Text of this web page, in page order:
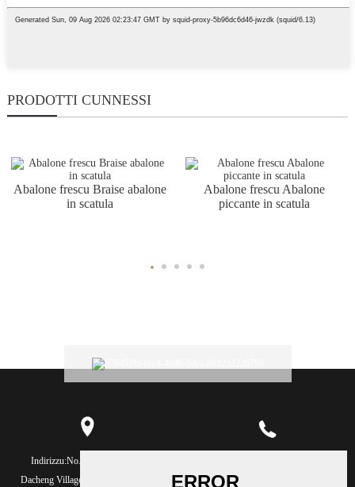
PRODOTTI CUNNESSI
Abalone frescu Braise abalone
in scatula
Abalone frescu Abalone
piccante in scatula
Indirizzu:No.2, Yongning Rd,
Dacheng Village, Xiaocheng Town,
Telefunu: